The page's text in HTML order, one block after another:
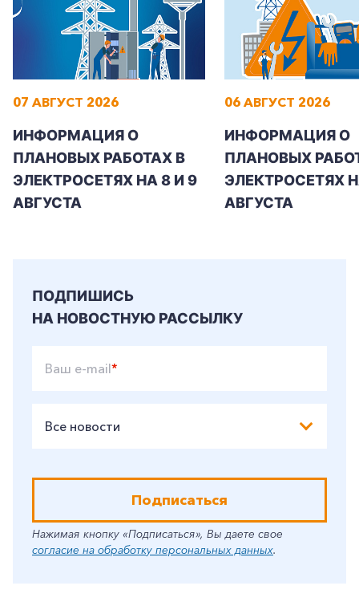
07 АВГУСТ 2026
ИНФОРМАЦИЯ О
ПЛАНОВЫХ РАБОТАХ В
ЭЛЕКТРОСЕТЯХ НА 8 И 9
АВГУСТА
06 АВГУСТ 2026
ИНФОРМАЦИЯ О
ПЛАНОВЫХ
ЭЛЕКТРОСЕТЯХ
АВГУСТА
ПОДПИШИСЬ
НА НОВОСТНУЮ РАССЫЛКУ
Ваш e-mail*
Все новости
Подписаться
Нажимая кнопку «Подписаться», Вы даете свое
согласие на обработку персональных данных.